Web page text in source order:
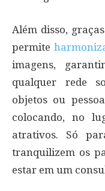
Além disso,
permite
imagens,
qualquer rede
objetos ou
colocando, no
atrativos. Só
tranquilizem os
estar em um